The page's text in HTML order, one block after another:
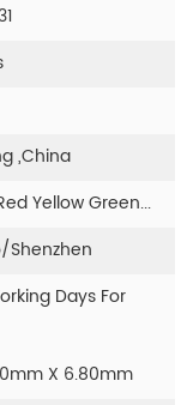
,China
Yellow Green...
Shenzhen
Days For
X 6.80mm